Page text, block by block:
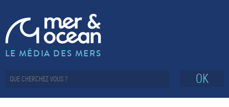
LE MÉDIA DES MERS
OK